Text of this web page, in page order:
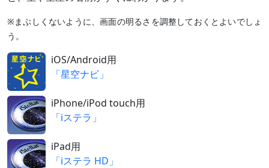
※まぶしくないように、画面の明るさを調整しておくとよいでしょ
う。
iOS/Android用
「星空ナビ」
iPhone/iPod touch用
「iステラ」
iPad用
「iステラ HD」